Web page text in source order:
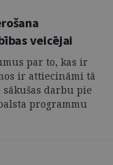
veicējai
par to, kas ir
ir attiecināmi tā
darbu pie
programmu